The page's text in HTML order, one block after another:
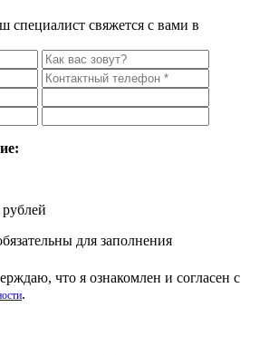
специалист свяжется с вами в
рублей
для заполнения
что я ознакомлен и согласен с
.